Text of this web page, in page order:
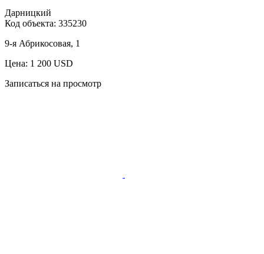
Дарницкий
Код объекта: 335230
9-я Абрикосовая, 1
Цена: 1 200 USD
Записаться на просмотр